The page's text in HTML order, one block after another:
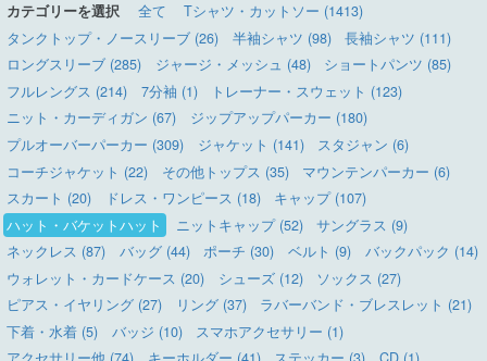
カテゴリーを選択 全て
Tシャツ・カットソー (1413)
タンクトップ・ノースリーブ (26)
半袖シャツ (98)
長袖シャツ (111)
ロングスリーブ (285)
ジャージ・メッシュ (48)
ショートパンツ (85)
フルレングス (214)
7分袖 (1)
トレーナー・スウェット (123)
ニット・カーディガン (67)
ジップアップパーカー (180)
プルオーバーパーカー (309)
ジャケット (141)
スタジャン (6)
コーチジャケット (22)
その他トップス (35)
マウンテンパーカー (6)
スカート (20)
ドレス・ワンピース (18)
キャップ (107)
ハット・バケットハット
ニットキャップ (52)
サングラス (9)
ネックレス (87)
バッグ (44) ポーチ (30) ベルト (9)
バックパック (14)
ウォレット・カードケース (20)
シューズ (12)
ソックス (27)
ピアス・イヤリング (27)
リング (37)
ラバーバンド・ブレスレット (21)
下着・水着 (5)
バッジ (10)
スマホアクセサリー (1)